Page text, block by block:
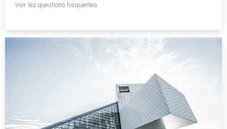
Voir les questions fréquentes.